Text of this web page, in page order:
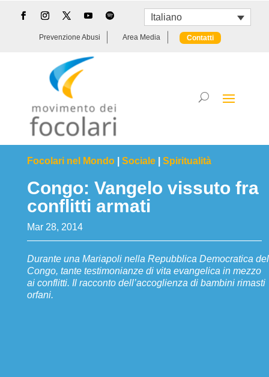
Italiano
Prevenzione Abusi Area Media Contatti
Focolari nel Mondo| Sociale| Spiritualità
Congo: Vangelo vissuto fra
conflitti armati
Mar 28, 2014
Durante una Mariapoli nella Repubblica Democratica del
Congo, tante testimonianze di vita evangelica in mezzo
ai conflitti. Il racconto dell’accoglienza di bambini rimasti
orfani.